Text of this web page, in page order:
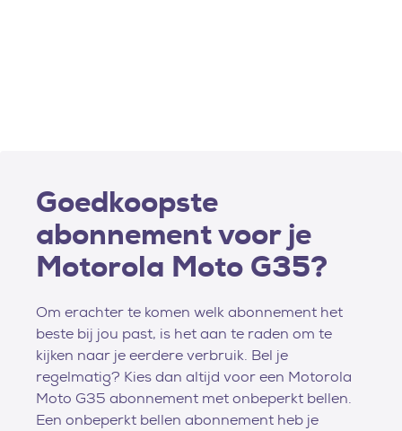
Goedkoopste
abonnement voor je
Motorola Moto G35?
Om erachter te komen welk abonnement het
beste bij jou past, is het aan te raden om te
kijken naar je eerdere verbruik. Bel je
regelmatig? Kies dan altijd voor een Motorola
Moto G35 abonnement met onbeperkt bellen.
Een onbeperkt bellen abonnement heb je